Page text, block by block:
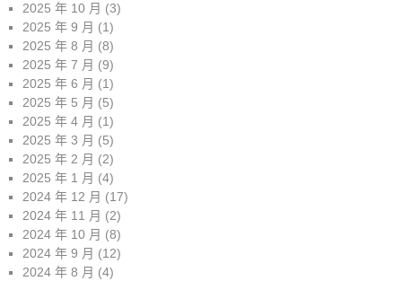
2025 年 10 月 (3)
2025 年 9 月 (1)
2025 年 8 月 (8)
2025 年 7 月 (9)
2025 年 6 月 (1)
2025 年 5 月 (5)
2025 年 4 月 (1)
2025 年 3 月 (5)
2025 年 2 月 (2)
2025 年 1 月 (4)
2024 年 12 月 (17)
2024 年 11 月 (2)
2024 年 10 月 (8)
2024 年 9 月 (12)
2024 年 8 月 (4)